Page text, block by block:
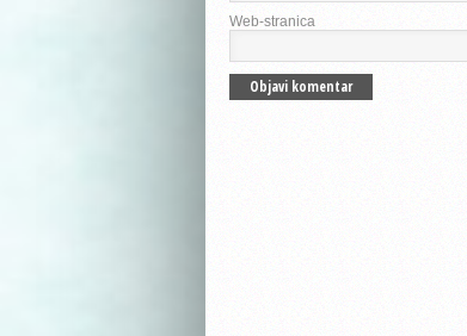
Web-stranica